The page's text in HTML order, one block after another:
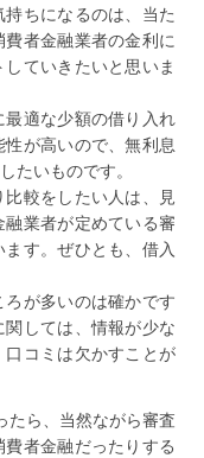
ちになるのは、当た
者金融業者の金利に
ていきたいと思いま
最適な少額の借り入れ
が高いので、無利息
たいものです。
較をしたい人は、見
業者が定めている審
す。ぜひとも、借入
が多いのは確かです
しては、情報が少な
コミは欠かすことが
たら、当然ながら審査
者金融だったりする